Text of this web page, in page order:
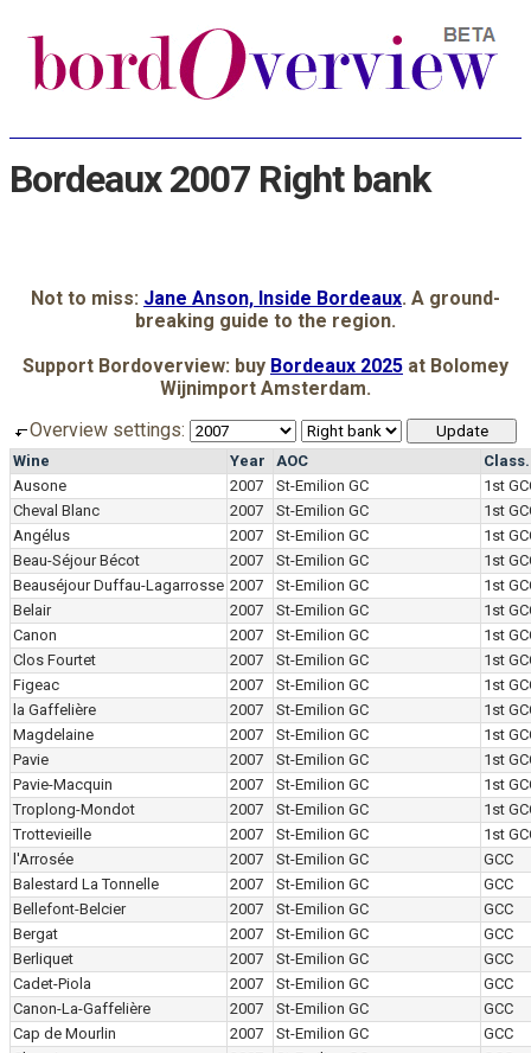
Bordeaux 2007 Right bank
Not to miss: Jane Anson, Inside Bordeaux. A ground-
breaking guide to the region.
Support Bordoverview: buy Bordeaux 2025 at Bolomey
Wijnimport Amsterdam.
Overview settings:
Wine Year AOC
Ausone
2007 St-Emilion GC
1st
Cheval Blanc
2007 St-Emilion GC
1st
Angélus
2007 St-Emilion GC
1st
Beau-Séjour Bécot
2007 St-Emilion GC
1st
Beauséjour Duffau-Lagarrosse 2007 St-Emilion GC
1st
Belair
2007 St-Emilion GC
1st
Canon
2007 St-Emilion GC
1st
Clos Fourtet
2007 St-Emilion GC
1st
Figeac
2007 St-Emilion GC
1st
la Gaffelière
2007 St-Emilion GC
1st
Magdelaine
2007 St-Emilion GC
1st
Pavie
2007 St-Emilion GC
1st
Pavie-Macquin
2007 St-Emilion GC
1st
Troplong-Mondot
2007 St-Emilion GC
1st
Trottevieille
2007 St-Emilion GC
1st
l'Arrosée
2007 St-Emilion GC
GCC
Balestard La Tonnelle
2007 St-Emilion GC
GCC
Bellefont-Belcier
2007 St-Emilion GC
GCC
Bergat
2007 St-Emilion GC
GCC
Berliquet
2007 St-Emilion GC
GCC
Cadet-Piola
2007 St-Emilion GC
GCC
Canon-La-Gaffelière
2007 St-Emilion GC
GCC
Cap de Mourlin
2007 St-Emilion GC
GCC